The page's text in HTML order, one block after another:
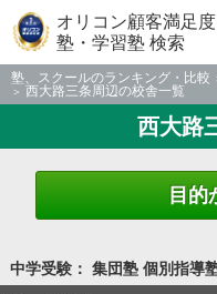
オリコン顧客満足
塾・学習塾 検索
塾、スクールのランキング・比較
西大路三条周辺の校舎一覧
西大路
目的
中学受験： 集団塾 個別指導